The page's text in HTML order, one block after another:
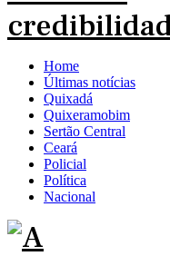
Home
Últimas notícias
Quixadá
Quixeramobim
Sertão Central
Ceará
Policial
Política
Nacional